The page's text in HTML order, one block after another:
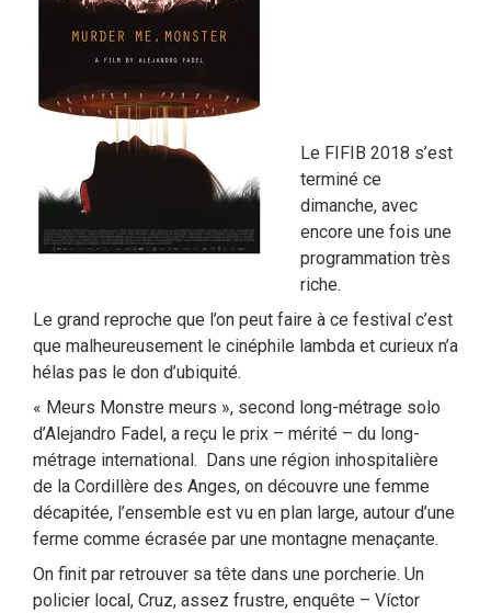
Le FIFIB 2018 s’est
terminé ce
dimanche, avec
encore une fois une
programmation très
riche.
Le grand reproche que l’on peut faire à ce festival c’est
que malheureusement le cinéphile lambda et curieux n’a
hélas pas le don d’ubiquité.
« Meurs Monstre meurs », second long-métrage solo
d’Alejandro Fadel, a reçu le prix – mérité – du long-
métrage international. Dans une région inhospitalière
de la Cordillère des Anges, on découvre une femme
décapitée, l’ensemble est vu en plan large, autour d’une
ferme comme écrasée par une montagne menaçante.
On finit par retrouver sa tête dans une porcherie. Un
policier local, Cruz, assez frustre, enquête – Víctor